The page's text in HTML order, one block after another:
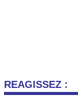
REAGISSEZ :